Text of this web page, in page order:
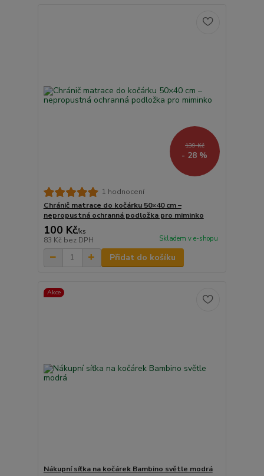
139 Kč
- 28 %
1 hodnocení
Chránič matrace do kočárku 50×40 cm –
nepropustná ochranná podložka pro miminko
100 Kč/ks
83 Kč bez DPH Skladem v e-shopu
Přidat do košíku
Akce
Nákupní síťka na kočárek Bambino světle modrá